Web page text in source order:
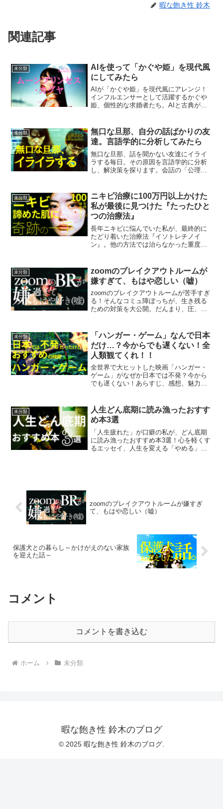
暇な飽き性 鈴木
関連記事
未分類
AIを使って「かぐや姫」を現代風
にしてみたら
AIが「かぐや姫」を現代風にアレンジ！
インフルエンサーとして活躍するかぐや
姫、個性的な求婚者たち。AIと古典が織
未分類
無口な旦那、自分の話ばかりの友
達。言語学的に分析してみたら
無口な旦那、話を聞かない友達にイライ
ラする毎日。その原因を言語学的に分析
し、解決策を探ります。会話の「公理」
り良い人間関係を築くヒントを提供しま
す。
未分類
ニキビ治療に100万円以上かけた
私が最後に見つけた『たったひと
つの治療法』
長年ニキビに悩んでいた私が、最終的に
たどり着いた治療法『イソトレチノイ
ン』。他の方法では治らなかった重度の
未分類
zoomのブレイクアウトルームが
嫌すぎて、もはや恋しい（嘘）
zoomのブレイクアウトルームが苦手すぎ
る！そんなコミュ障ぼっちが、生き残る
ための対策を大公開。だんまり、圧、パ
切実な願いとは？
未分類
「ハンガー・ゲーム」なんで日本
だけ…？今からでも遅くない！全
人類観てくれ！！
全世界で大ヒットした映画「ハンガー・
ゲーム」がなぜか日本では不発？今から
でも遅くない！あらすじ、感想、魅力を
未分類
人生どん底期に読み漁ったおすす
め本3選
「人生疲れた」が口癖の私が、どん底期
に読み漁ったおすすめ本3選！心を軽くす
るエッセイ、人生を変える「やめる」リ
zoomのブレイクアウトルームが嫌すぎ
て、もはや恋しい（嘘）
保護犬との暮らし～かけがえのない家族
を迎えた話～
コメント
コメントを書き込む
ホーム 未分類
暇な飽き性 鈴木のブログ
© 2025 暇な飽き性 鈴木のブログ.